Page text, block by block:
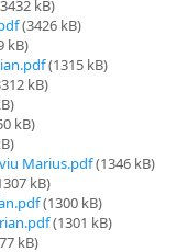
kB)
(3426 kB)
kB)
(1315 kB)
kB)
kB)
Marius.pdf(1346 kB)
kB)
(1300 kB)
(1301 kB)
kB)